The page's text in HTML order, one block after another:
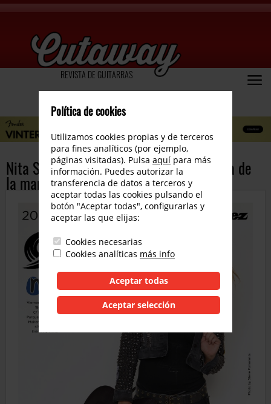
REVISTA DE GUITARRAS
Nita Strauss de gira de clinics por España de
la mano de Ibanez y Mogar Music Ibérica
Política de cookies
Utilizamos cookies propias y de terceros
para fines analíticos (por ejemplo,
páginas visitadas). Pulsa aquí para más
información. Puedes autorizar la
transferencia de datos a terceros y
aceptar todas las cookies pulsando el
botón "Aceptar todas", configurarlas y
aceptar las que elijas:
Cookies necesarias
Cookies analíticas más info
Aceptar todas
Aceptar selección